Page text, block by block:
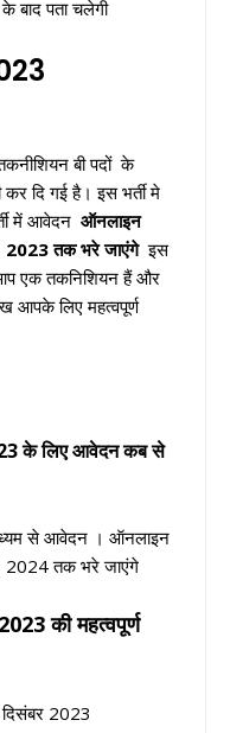
बाद पता चलेगी
बी पदों के
कर दि गई है। इस भर्ती मे
में आवेदन ऑनलाइन
तक भरे जाएंगे इस
आप एक तकनिशियन हैं और
आपके लिए महत्वपूर्ण
के लिए आवेदन कब से
से आवेदन । ऑनलाइन
2024 तक भरे जाएंगे
की महत्वपूर्ण
2023